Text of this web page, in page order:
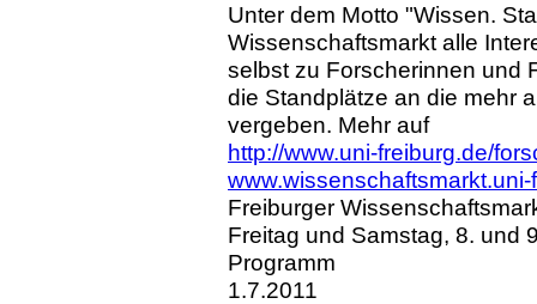
Unter dem Motto "Wissen.
Wissenschaftsmarkt alle
selbst zu Forscherinnen und
die Standplätze an die mehr
vergeben. Mehr auf
http://www.uni-freiburg.de/
Freiburger
Freitag und Samstag, 8. und
Programm
1.7.2011